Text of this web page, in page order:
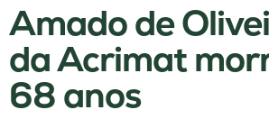
Amado de
da Acrimat
68 anos